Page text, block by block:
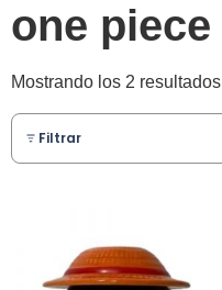
one piece
Mostrando los 2 resultados
Filtrar